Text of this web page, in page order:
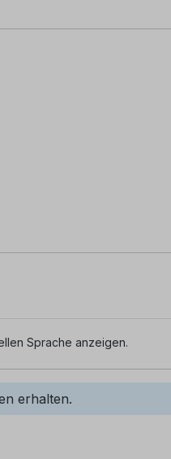
Sprache anzeigen.
erhalten.